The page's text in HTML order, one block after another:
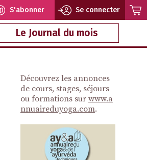
S'abonner Se connecter
Le Journal du mois
Découvrez les annonces
de cours, stages, séjours
ou formations sur www.a
nnuaireduyoga.com.